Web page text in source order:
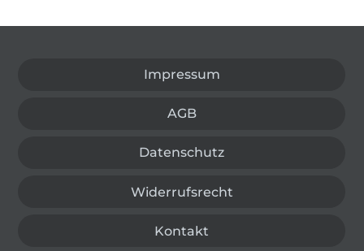
Impressum
AGB
Datenschutz
Widerrufsrecht
Kontakt